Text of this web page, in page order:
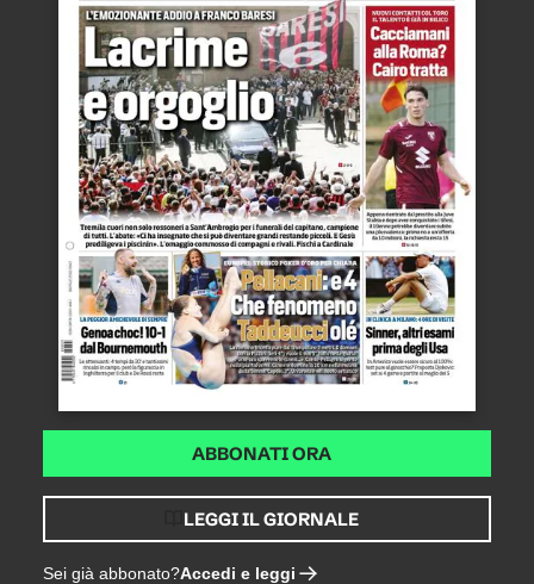
ABBONATI ORA
LEGGI IL GIORNALE
Sei già abbonato?Accedi e leggi